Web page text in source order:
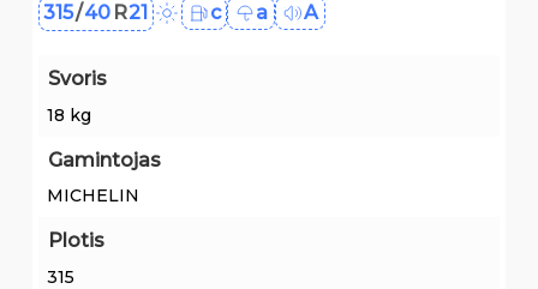
315/40 R21 c a A
Svoris
18 kg
Gamintojas
MICHELIN
Plotis
315